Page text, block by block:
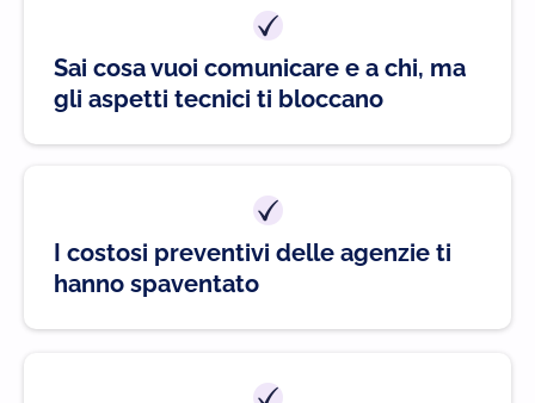
Sai cosa vuoi comunicare e a chi, ma
gli aspetti tecnici ti bloccano
I costosi preventivi delle agenzie ti
hanno spaventato